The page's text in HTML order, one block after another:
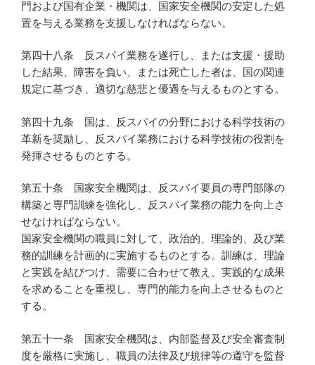
門および国有企業・機関は、国家安全機関の安定した処
置を与える業務を支援しなければならない。
第四十八条 反スパイ業務を遂行し、または支援・援助
した結果、障害を負い、または死亡した者は、国の関連
規定に基づき、適切な慈悲と優遇を与えるものとする。
第四十九条 国は、反スパイの分野における科学技術の
革新を奨励し、反スパイ業務における科学技術の役割を
発揮させるものとする。
第五十条 国家安全機関は、反スパイ要員の専門部隊の
構築と専門訓練を強化し、反スパイ業務の能力を向上さ
せなければならない。
国家安全機関の職員に対して、政治的、理論的、及び業
務的訓練を計画的に実施するものとする。訓練は、理論
と実践を結びつけ、需要に合わせて教え、実践的な成果
を求めることを重視し、専門的能力を向上させるものと
する。
第五十一条 国家安全機関は、内部監督及び安全審査制
度を厳格に実施し、職員の法律及び規律等の遵守を監督